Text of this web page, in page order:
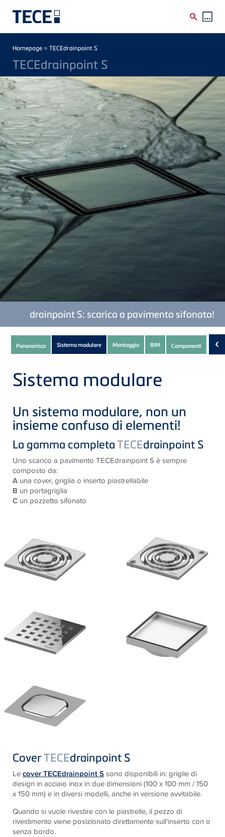
Breadcrumb
Homepage » TECEdrainpoint S
TECEdrainpoint S
drainpoint S: scarico a pavimento sifonato!
Subnavigation
of
current
Product
Panoramica Sistema modulare Montaggio BIM Componenti ‹
Sistema modulare
Un sistema modulare, non un
insieme confuso di elementi!
La gamma completaTECEdrainpoint S
Uno scarico a pavimento TECEdrainpoint S è sempre
composto da:
A una cover, griglia o inserto piastrellabile
B un portagriglia
C un pozzetto sifonato
CoverTECEdrainpoint S
Lecover TECEdrainpoint Ssono disponibili in: griglie di
design in acciaio inox in due dimensioni (100 x 100 mm / 150
x 150 mm) e in diversi modelli, anche in versione avvitabile.
Quando si vuole rivestire con le piastrelle, il pezzo di
rivestimento viene posizionato direttamente sull'inserto con o
senza bordo.